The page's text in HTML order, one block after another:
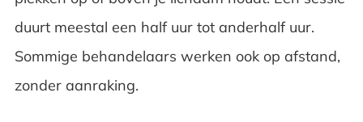
duurt meestal een half uur tot anderhalf uur.
Sommige behandelaars werken ook op afstand,
zonder aanraking.